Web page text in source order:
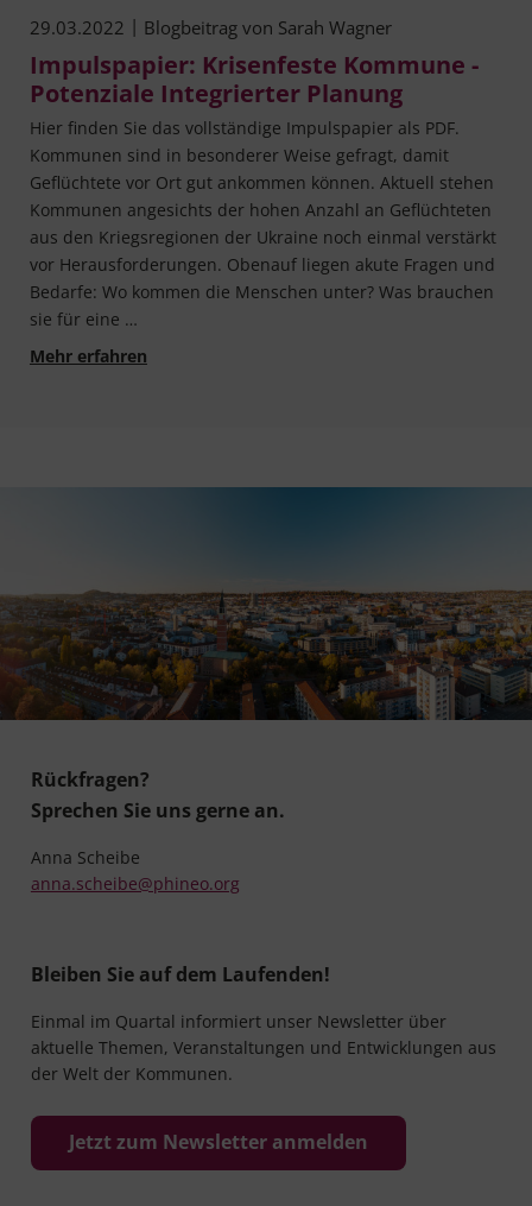
29.03.2022 | Blogbeitrag von Sarah Wagner
Impulspapier: Krisenfeste Kommune -
Potenziale Integrierter Planung
Hier fin­den Sie das voll­stän­di­ge Impuls­pa­pier als PDF.
Kom­mu­nen sind in beson­de­rer Wei­se gefragt, damit
Geflüch­te­te vor Ort gut ankom­men kön­nen. Aktu­ell ste­hen
Kom­mu­nen ange­sichts der hohen Anzahl an Geflüch­te­ten
aus den Kriegs­re­gio­nen der Ukrai­ne noch ein­mal ver­stärkt
vor Her­aus­for­de­run­gen. Oben­auf lie­gen aku­te Fra­gen und
Bedar­fe: Wo kom­men die Men­schen unter? Was brau­chen
sie für eine …
Mehr erfahrenImpulspapier: Krisenfeste Kommune -
Rückfragen?
Sprechen Sie uns gerne an.
Anna Scheibe
anna.scheibe@phineo.org
Bleiben Sie auf dem Laufenden!
Einmal im Quartal informiert unser Newsletter über
aktuelle Themen, Veranstaltungen und Entwicklungen aus
der Welt der Kommunen.
Jetzt zum Newsletter anmelden